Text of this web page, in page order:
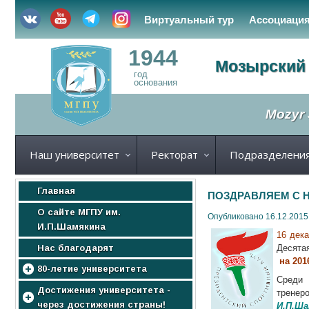
Виртуальный тур
1944
год
основания
Мозырский
Mozyr
Наш университет Ректорат
Главная
О сайте МГПУ им.
И.П.Шамякина
Нас благодарят
80-летие университета
МГПУ
Нас поздравляют!
Достижения университета -
через достижения страны!
ПОЗДРАВЛЯЕМ С
Опубликовано
16
на
Среди